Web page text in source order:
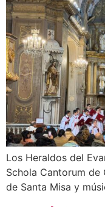
Los Heraldos del
Schola Cantorum de
de Santa Misa y